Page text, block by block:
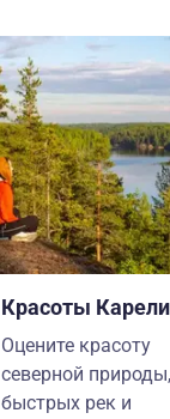
Красоты
Оцените красоту
северной природы,
быстрых рек и